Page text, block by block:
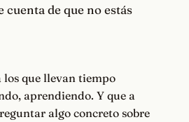
cuenta de que no estás
los que llevan tiempo
aprendiendo. Y que a
algo concreto sobre